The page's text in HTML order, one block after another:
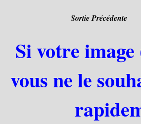
Sortie Précédente
Si votre
vous ne le